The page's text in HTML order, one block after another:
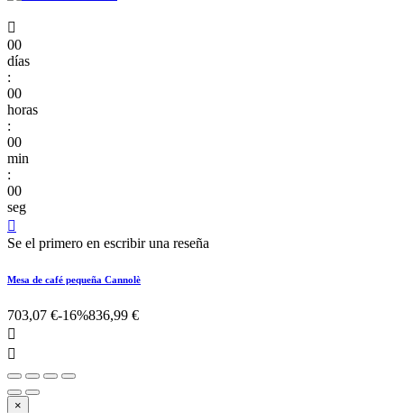

00
días
:
00
horas
:
00
min
:
00
seg

Se el primero en escribir una reseña
Mesa de café pequeña Cannolè
703,07 €-16%836,99 €


×